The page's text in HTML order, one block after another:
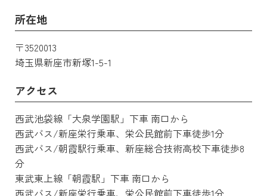
所在地
〒3520013
埼玉県新座市新塚1-5-1
アクセス
西武池袋線「大泉学園駅」下車 南口から
西武バス/新座栄行乗車、栄公民館前下車徒歩1分
西武バス/朝霞駅行乗車、新座総合技術高校下車徒歩8
分
東武東上線「朝霞駅」下車 南口から
西武バス/新座栄行乗車、栄公民館前下車徒歩1分